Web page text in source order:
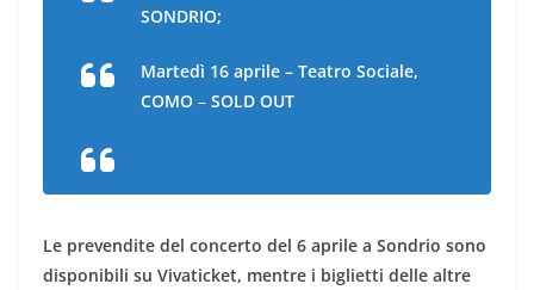
SONDRIO;
Martedì 16 aprile – Teatro Sociale,
COMO – SOLD OUT
Le prevendite del concerto del 6 aprile a Sondrio sono
disponibili su Vivaticket, mentre i biglietti delle altre